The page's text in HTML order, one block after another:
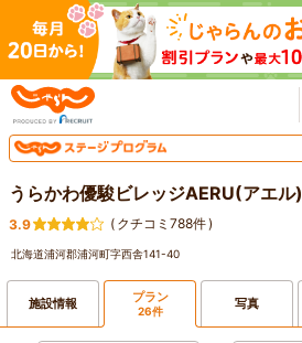
うらかわ優駿ビレッジAERU(アエル)
3.9 ( クチコミ788件)
北海道浦河郡浦河町字西舎141-40
施設情報 プラン
26件 写真